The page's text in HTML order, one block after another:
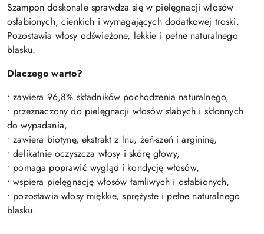
Szampon doskonale sprawdza się w pielęgnacji włosów
osłabionych, cienkich i wymagających dodatkowej troski.
Pozostawia włosy odświeżone, lekkie i pełne naturalnego
blasku.
Dlaczego warto?
• zawiera 96,8% składników pochodzenia naturalnego,
• przeznaczony do pielęgnacji włosów słabych i skłonnych
do wypadania,
• zawiera biotynę, ekstrakt z lnu, żeń-szeń i argininę,
• delikatnie oczyszcza włosy i skórę głowy,
• pomaga poprawić wygląd i kondycję włosów,
• wspiera pielęgnację włosów łamliwych i osłabionych,
• pozostawia włosy miękkie, sprężyste i pełne naturalnego
blasku.